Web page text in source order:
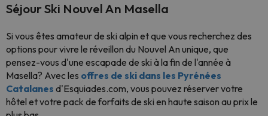
Séjour Ski Nouvel An Masella
Si vous êtes amateur de ski alpin et que vous recherchez des
options pour vivre le réveillon du Nouvel An unique, que
pensez-vous d'une escapade de ski à la fin de l'année à
Masella? Avec les offres de ski dans les Pyrénées
Catalanes d'Esquiades.com, vous pouvez réserver votre
hôtel et votre pack de forfaits de ski en haute saison au prix le